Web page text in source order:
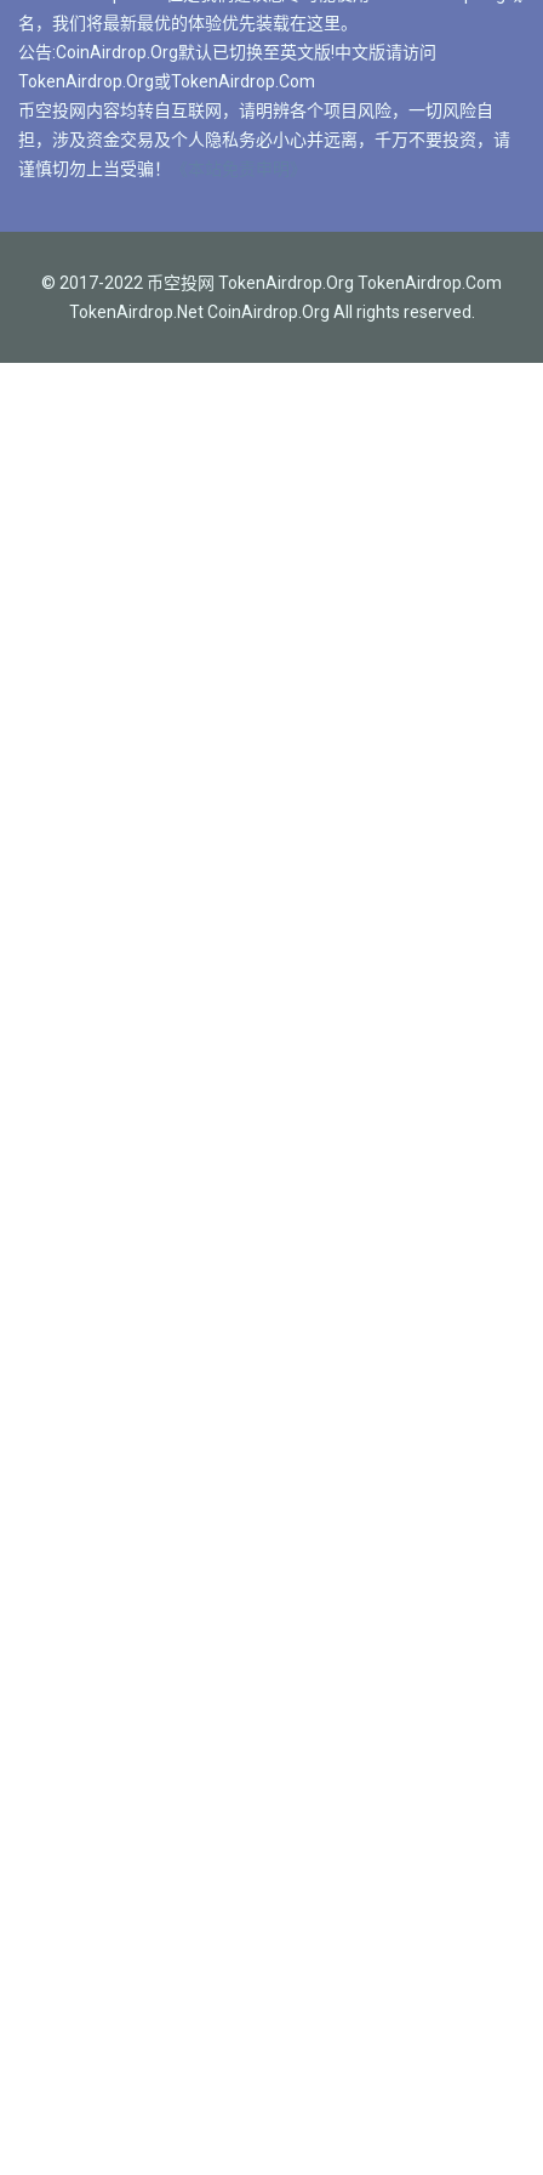
名，我们将最新最优的体验优先装载在这里。
公告:CoinAirdrop.Org默认已切换至英文版!中文版请访问
TokenAirdrop.Org或TokenAirdrop.Com
币空投网内容均转自互联网，请明辨各个项目风险，一切风险自
担，涉及资金交易及个人隐私务必小心并远离，千万不要投资，请
谨慎切勿上当受骗！
© 2017-2022 币空投网 TokenAirdrop.Org TokenAirdrop.Com
TokenAirdrop.Net CoinAirdrop.Org All rights reserved.